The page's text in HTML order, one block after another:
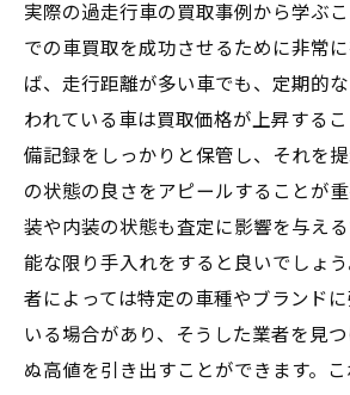
実際の過走行車の買取事例から学ぶ
での車買取を成功させるために非常
ば、走行距離が多い車でも、定期的
われている車は買取価格が上昇する
備記録をしっかりと保管し、それを
の状態の良さをアピールすることが
装や内装の状態も査定に影響を与え
能な限り手入れをすると良いでしょ
者によっては特定の車種やブランド
いる場合があり、そうした業者を見
ぬ高値を引き出すことができます。